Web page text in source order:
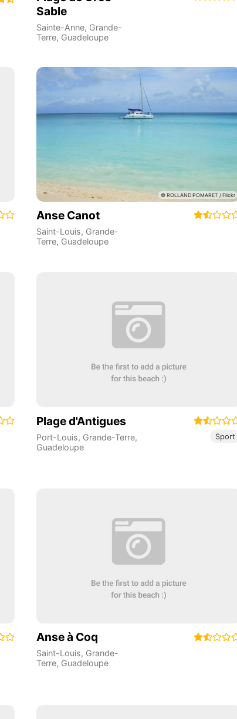
Sable
Sainte-Anne, Grande-
Terre, Guadeloupe
Anse Canot
Saint-Louis, Grande-
Terre, Guadeloupe
Plage d'Antigues
Port-Louis, Grande-Terre,
Guadeloupe
Sport
Anse à Coq
Saint-Louis, Grande-
Terre, Guadeloupe